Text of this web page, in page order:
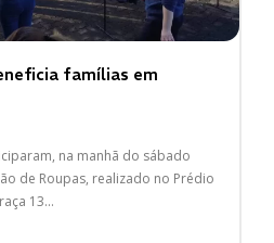
famílias em
na manhã do sábado
de Roupas, realizado no Prédio
13...